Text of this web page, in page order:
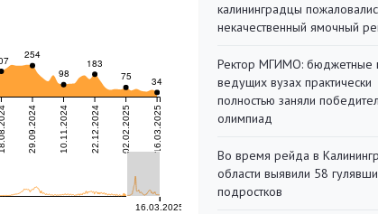
калининградцы
некачественный ямочный
Ректор МГИМО: бюджетные
ведущих вузах практически
полностью заняли
олимпиад
Во время рейда в
области выявили 58
подростков